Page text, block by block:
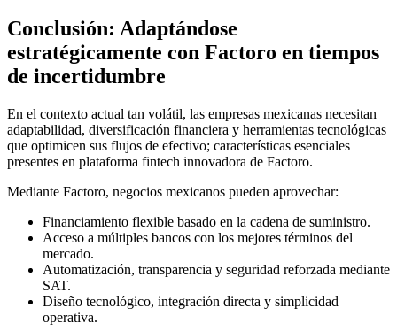
Conclusión: Adaptándose
estratégicamente con Factoro en tiempos
de incertidumbre
En el contexto actual tan volátil, las empresas mexicanas necesitan
adaptabilidad, diversificación financiera y herramientas tecnológicas
que optimicen sus flujos de efectivo; características esenciales
presentes en plataforma fintech innovadora de Factoro.
Mediante Factoro, negocios mexicanos pueden aprovechar:
Financiamiento flexible basado en la cadena de suministro.
Acceso a múltiples bancos con los mejores términos del
mercado.
Automatización, transparencia y seguridad reforzada mediante
SAT.
Diseño tecnológico, integración directa y simplicidad
operativa.